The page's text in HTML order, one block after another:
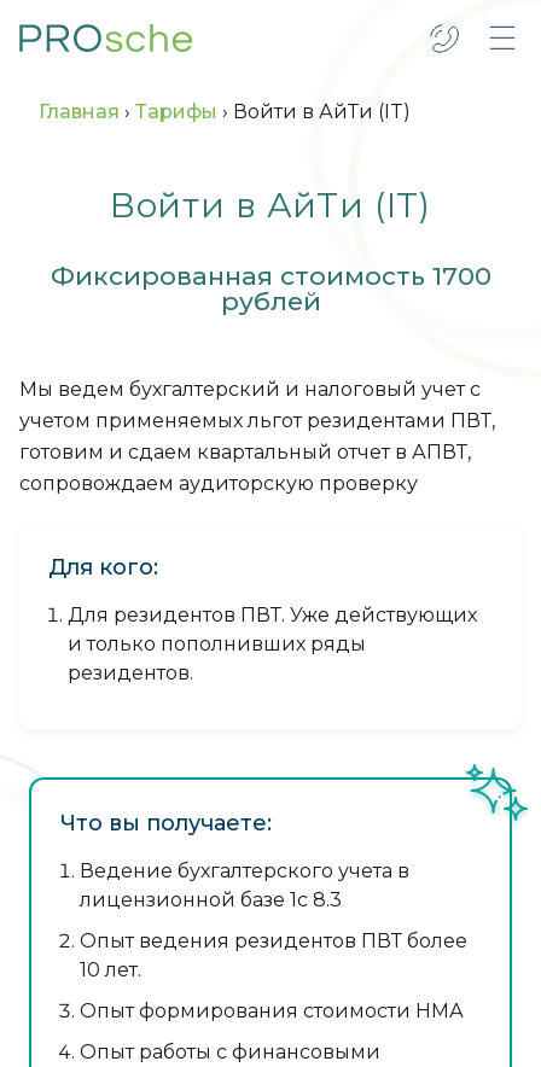
Главная › Тарифы › Войти в АйТи (IT)
Войти в АйТи (IT)
Фиксированная стоимость 1700
рублей
Мы ведем бухгалтерский и налоговый учет с
учетом применяемых льгот резидентами ПВТ,
готовим и сдаем квартальный отчет в АПВТ,
сопровождаем аудиторскую проверку
Для кого:
Для резидентов ПВТ. Уже действующих
и только пополнивших ряды
резидентов.
Что вы получаете:
Ведение бухгалтерского учета в
лицензионной базе 1с 8.3
Опыт ведения резидентов ПВТ более
10 лет.
Опыт формирования стоимости НМА
Опыт работы с финансовыми